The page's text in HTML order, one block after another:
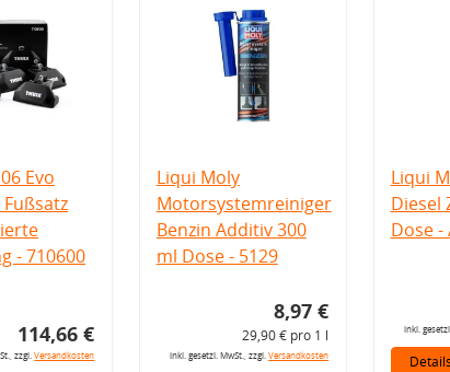
Evo
Fußsatz
- 710600
114,66 €
zzgl.Versandkosten
Liqui Moly
Motorsystemreiniger
Benzin Additiv 300
ml Dose - 5129
8,97 €
29,90 € pro 1 l
inkl. gesetzl. MwSt., zzgl.Versandkosten
Liqui
Diesel
Dose -
inkl.
Details